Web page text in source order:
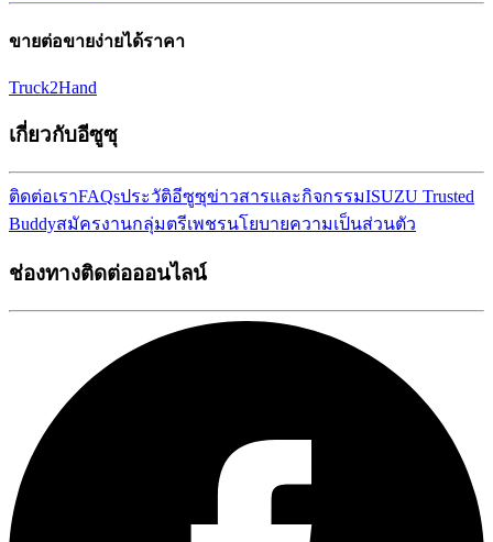
ขายต่อขายง่ายได้ราคา
Truck2Hand
เกี่ยวกับอีซูซุ
ติดต่อเราFAQsประวัติอีซูซุข่าวสารและกิจกรรมISUZU Trusted
Buddyสมัครงานกลุ่มตรีเพชรนโยบายความเป็นส่วนตัว
ช่องทางติดต่อออนไลน์